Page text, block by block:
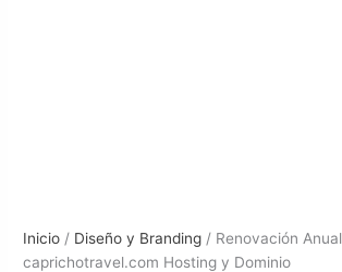
Inicio / Diseño y Branding / Renovación Anual
caprichotravel.com Hosting y Dominio